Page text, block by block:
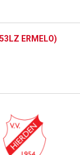
ERMELO)